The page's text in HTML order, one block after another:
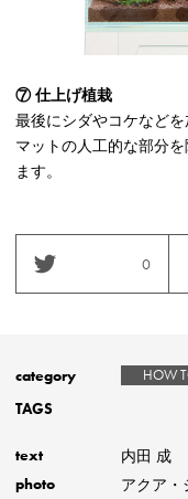
⑦ 仕上げ植栽
最後にシダやコケなど
マットの人工的な部分
ます。
0
category HOW
TAGS
text 内田 成
photo アクア